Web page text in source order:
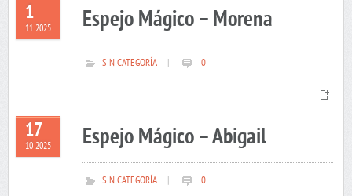
1
11 2025 Espejo Mágico – Morena
SIN CATEGORÍA 0
17
10 2025 Espejo Mágico – Abigail
SIN CATEGORÍA 0